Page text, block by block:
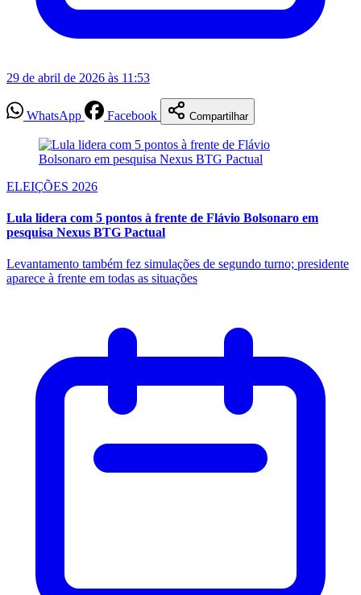
29 de abril de 2026 às 11:53
WhatsApp Facebook Compartilhar
ELEIÇÕES 2026
Lula lidera com 5 pontos à frente de Flávio Bolsonaro em
pesquisa Nexus BTG Pactual
Levantamento também fez simulações de segundo turno; presidente
aparece à frente em todas as situações